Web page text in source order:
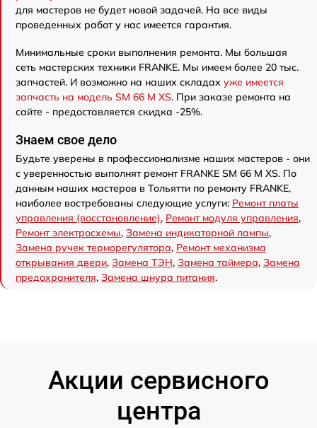
для мастеров не будет новой задачей. На все виды
проведенных работ у нас имеется гарантия.
Минимальные сроки выполнения ремонта. Мы большая
сеть мастерских техники FRANKE. Мы имеем более 20 тыс.
запчастей. И возможно на наших складах уже имеется
запчасть на модель SM 66 M XS. При заказе ремонта на
сайте - предоставляется скидка -25%.
Знаем свое дело
Будьте уверены в профессионализме наших мастеров - они
с уверенностью выполнят ремонт FRANKE SM 66 M XS. По
данным наших мастеров в Тольятти по ремонту FRANKE,
наиболее востребованы следующие услуги: Ремонт платы
управления (восстановление), Ремонт модуля управления,
Ремонт электросхемы, Замена индикаторной лампы,
Замена ручек терморегулятора, Ремонт механизма
открывания двери, Замена ТЭН, Замена таймера, Замена
предохранителя, Замена шнура питания.
Акции сервисного
центра